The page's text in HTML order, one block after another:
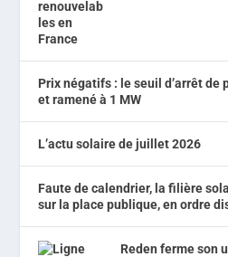
Prix négatifs : le seuil d’arrêt de
et ramené à 1 MW
L’actu solaire de juillet 2026
Faute de calendrier, la filière
sur la place publique, en ordre
Reden ferme son